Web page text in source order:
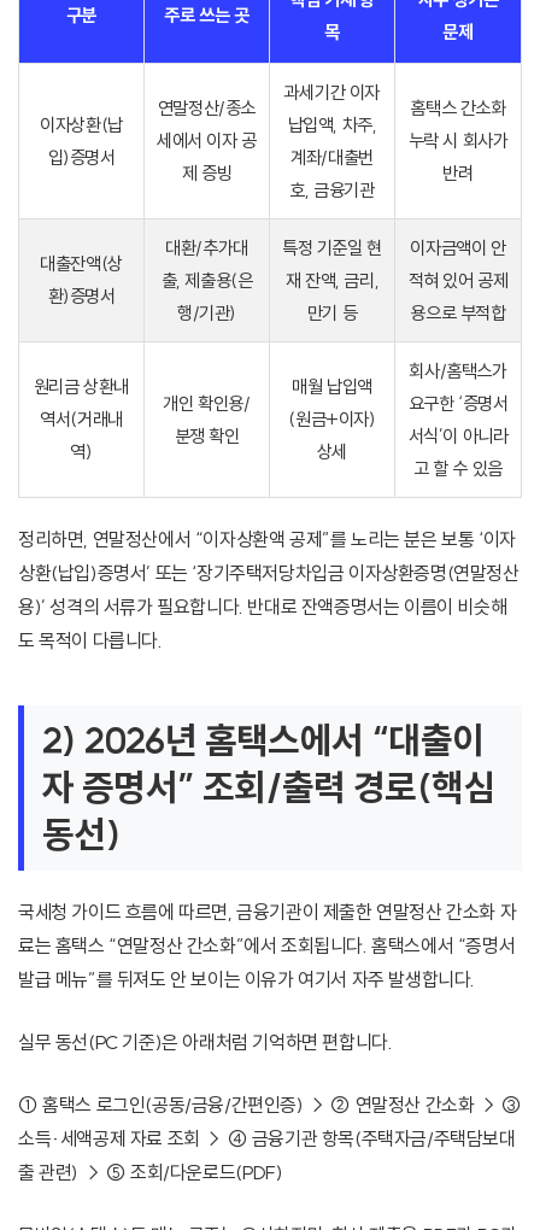
구분 주로 쓰는 곳
목
문제
이자상환(납
입)증명서
연말정산/종소
세에서 이자 공
제 증빙
과세기간 이자
납입액, 차주,
계좌/대출번
호, 금융기관
홈택스 간소화
누락 시 회사가
반려
대출잔액(상
환)증명서
대환/추가대
출, 제출용(은
행/기관)
특정 기준일 현
재 잔액, 금리,
만기 등
이자금액이 안
적혀 있어 공제
용으로 부적합
원리금 상환내
역서(거래내
역)
개인 확인용/
분쟁 확인
매월 납입액
(원금+이자)
상세
회사/홈택스가
요구한 ‘증명서
서식’이 아니라
고 할 수 있음
정리하면, 연말정산에서 “이자상환액 공제”를 노리는 분은 보통 ‘이자
상환(납입)증명서’ 또는 ‘장기주택저당차입금 이자상환증명(연말정산
용)’ 성격의 서류가 필요합니다. 반대로 잔액증명서는 이름이 비슷해
도 목적이 다릅니다.
2) 2026년 홈택스에서 “대출이
자 증명서” 조회/출력 경로(핵심
동선)
국세청 가이드 흐름에 따르면, 금융기관이 제출한 연말정산 간소화 자
료는 홈택스 “연말정산 간소화”에서 조회됩니다. 홈택스에서 “증명서
발급 메뉴”를 뒤져도 안 보이는 이유가 여기서 자주 발생합니다.
실무 동선(PC 기준)은 아래처럼 기억하면 편합니다.
① 홈택스 로그인(공동/금융/간편인증) → ② 연말정산 간소화 → ③
소득·세액공제 자료 조회 → ④ 금융기관 항목(주택자금/주택담보대
출 관련) → ⑤ 조회/다운로드(PDF)